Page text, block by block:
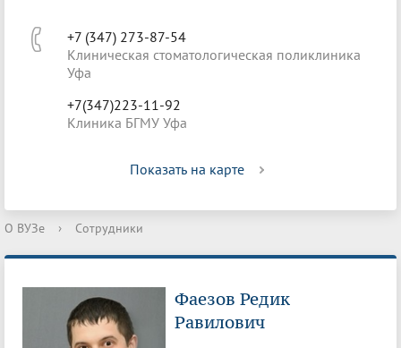
+7 (347) 273-87-54
Клиническая стоматологическая поликлиника
Уфа
+7(347)223-11-92
Клиника БГМУ Уфа
Показать на карте
О ВУЗе › Сотрудники
Фаезов Редик
Равилович